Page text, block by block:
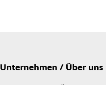
Unternehmen / Über uns